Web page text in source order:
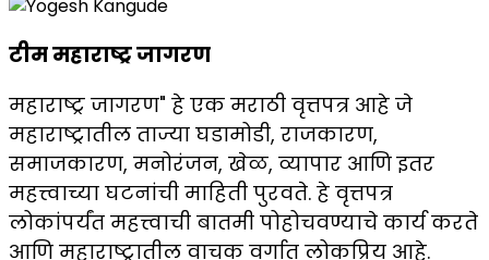
टीम महाराष्ट्र जागरण
महाराष्ट्र जागरण" हे एक मराठी वृत्तपत्र आहे जे
महाराष्ट्रातील ताज्या घडामोडी, राजकारण,
समाजकारण, मनोरंजन, खेळ, व्यापार आणि इतर
महत्त्वाच्या घटनांची माहिती पुरवते. हे वृत्तपत्र
लोकांपर्यंत महत्त्वाची बातमी पोहोचवण्याचे कार्य करते
आणि महाराष्ट्रातील वाचक वर्गात लोकप्रिय आहे.